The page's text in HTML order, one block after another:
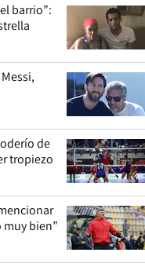
barrio”:
de
tropiezo
muy bien”